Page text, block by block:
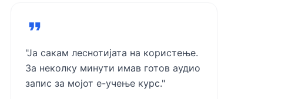
"Ја сакам леснотијата на користење.
За неколку минути имав готов аудио
запис за мојот е-учење курс."